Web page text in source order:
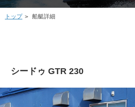
トップ 船艇詳細
シードゥ GTR 230